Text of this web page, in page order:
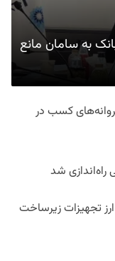
به سامان مانع
کسب در
راه‌اندازی شد
تجهیزات زیرساخت